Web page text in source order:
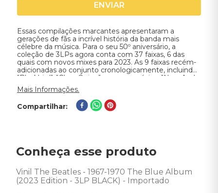
ENVIAR
Essas compilações marcantes apresentaram a
gerações de fãs a incrível história da banda mais
célebre da música. Para o seu 50º aniversário, a
coleção de 3LPs agora conta com 37 faixas, 6 das
quais com novos mixes para 2023. As 9 faixas recém-
adicionadas ao conjunto cronologicamente, incluindo
"Blackbird", "Glass Onion" e a nova música, "Now And
Then" estão no seu terceiro LP.
Mais Informações.
Compartilhar
Conheça esse produto
Vinil The Beatles - 1967-1970 The Blue Album
(2023 Edition - 3LP BLACK) - Importado